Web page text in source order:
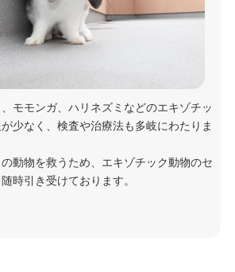
モモンガ、ハリネズミなどのエキゾチッ
少なく、検査や治療法も多岐にわたりま
動物を救うため、エキゾチック動物のセ
時引き受けております。